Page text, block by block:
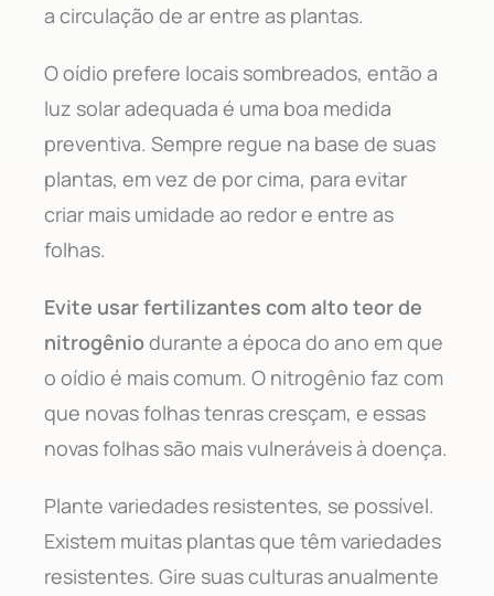
a circulação de ar entre as plantas.
O oídio prefere locais sombreados, então a
luz solar adequada é uma boa medida
preventiva. Sempre regue na base de suas
plantas, em vez de por cima, para evitar
criar mais umidade ao redor e entre as
folhas.
Evite usar fertilizantes com alto teor de
nitrogêniodurante a época do ano em que
o oídio é mais comum. O nitrogênio faz com
que novas folhas tenras cresçam, e essas
novas folhas são mais vulneráveis à doença.
Plante variedades resistentes, se possível.
Existem muitas plantas que têm variedades
resistentes. Gire suas culturas anualmente